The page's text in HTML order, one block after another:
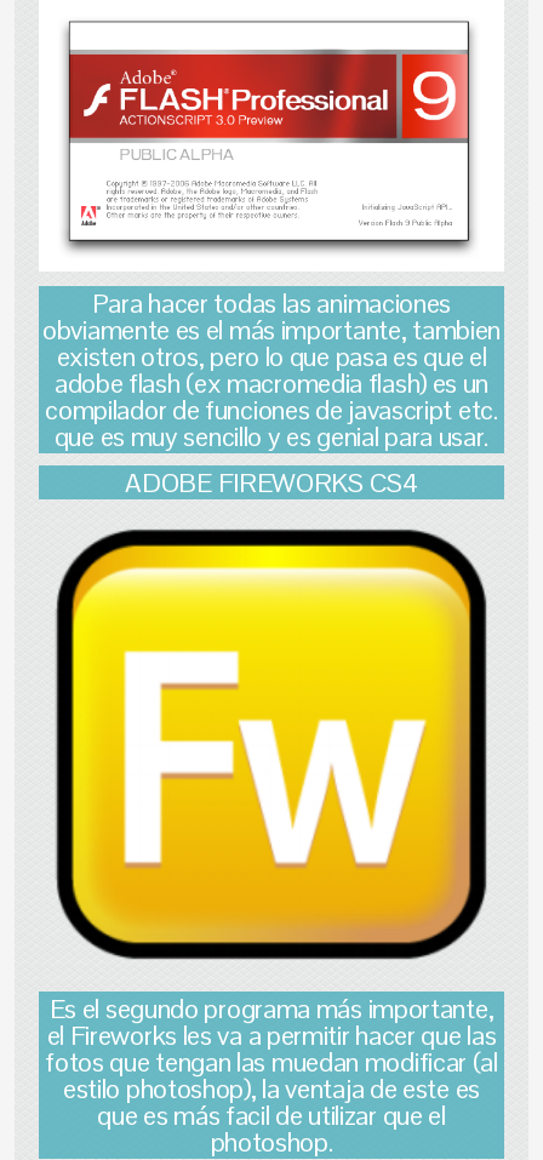
Para hacer todas las animaciones
obviamente es el más importante, tambien
existen otros, pero lo que pasa es que el
adobe flash (ex macromedia flash) es un
compilador de funciones de javascript etc.
que es muy sencillo y es genial para usar.
ADOBE FIREWORKS CS4
Es el segundo programa más importante,
el Fireworks les va a permitir hacer que las
fotos que tengan las muedan modificar (al
estilo photoshop), la ventaja de este es
que es más facil de utilizar que el
photoshop.